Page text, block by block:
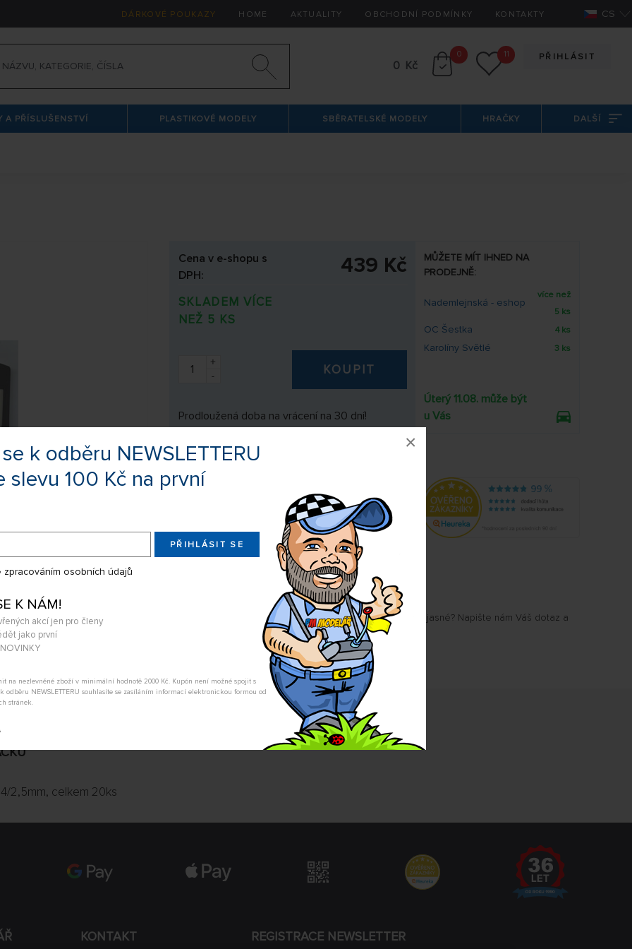
k odběru NEWSLETTERU
slevu 100 Kč na první
PŘIHLÁSIT SE
zpracováním osobních údajů
K NÁM!
akcí jen pro členy
jako první
na nezlevněné zboží v minimální hodnotě 2000 Kč. Kupón není možné spojit s
odběru NEWSLETTERU souhlasíte se zasíláním informací elektronickou formou od
stránek.
×
DÁRKOVÉ POUKAZY HOME AKTUALITY OBCHODNÍ PODMÍNKY KONTAKTY CS
PŘIHLÁSIT
0 Kč
0 11
A PŘÍSLUŠENSTVÍ PLASTIKOVÉ MODELY SBĚRATELSKÉ MODELY HRAČKY DALŠÍ
Cena v e-shopu s
DPH:
439 Kč
SKLADEM VÍCE
NEŽ 5 KS
+
-
KOUPIT
Prodloužená doba na vrácení na 30 dní!
MŮŽETE MÍT IHNED NA
PRODEJNĚ:
Nademlejnská - eshop
více než
5 ks
OC Šestka 4 ks
Karolíny Světlé 3 ks
Úterý 11.08. může být
u Vás
Výrobce:
13418225
EAN: 4026007182255
Sdílejte produkt na:
Nevíte si rady s výběrem? Nejsou Vám některé parametry jasné? Napište nám Váš dotaz a
my Vás s odpovědí kontaktujeme.
POSLAT DOTAZ
2,5mm, celkem 20ks
KONTAKT REGISTRACE NEWSLETTER